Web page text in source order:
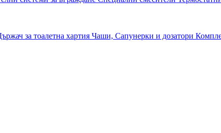
за тоалетна хартия Чаши, Сапунерки и дозатори